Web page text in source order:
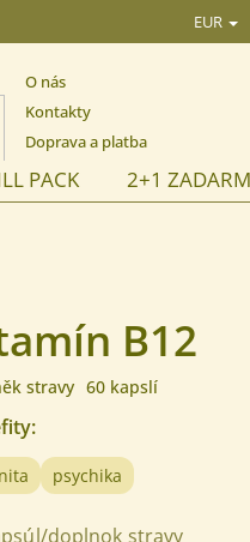
EUR
O nás
Kontakty
Doprava a platba
PACK 2+1
B12
stravy 60 kapslí
:
psychika
doplnok stravy